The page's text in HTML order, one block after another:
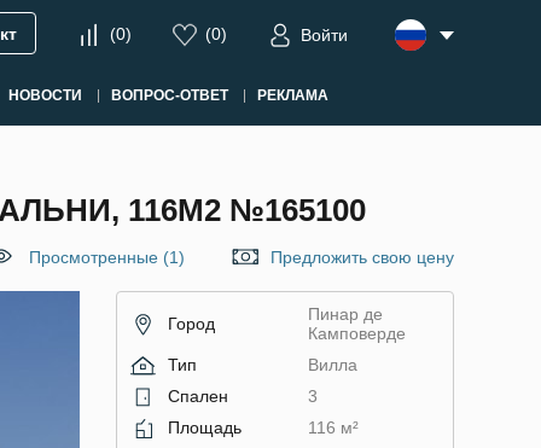
(0) (0) Войти
НОВОСТИ ВОПРОС-ОТВЕТ РЕКЛАМА
116М2 №165100
Просмотренные (1) Предложить свою цену
Город
Пинар де
Камповерде
Тип
Вилла
Спален
3
Площадь
116 м²